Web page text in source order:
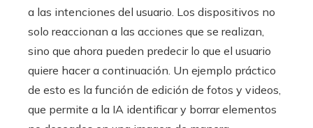
a las intenciones del usuario. Los dispositivos no
solo reaccionan a las acciones que se realizan,
sino que ahora pueden predecir lo que el usuario
quiere hacer a continuación. Un ejemplo práctico
de esto es la función de edición de fotos y videos,
que permite a la IA identificar y borrar elementos